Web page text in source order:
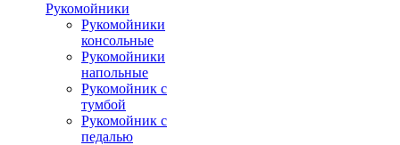
Рукомойники
Рукомойники
консольные
Рукомойники
напольные
Рукомойник с
тумбой
Рукомойник с
педалью